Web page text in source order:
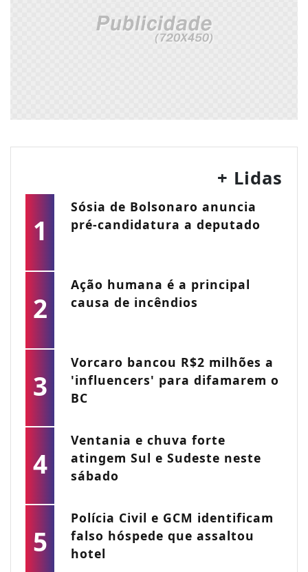
+ Lidas
1
Sósia de Bolsonaro anuncia
pré-candidatura a deputado
2
Ação humana é a principal
causa de incêndios
3
Vorcaro bancou R$2 milhões a
'influencers' para difamarem o
BC
4
Ventania e chuva forte
atingem Sul e Sudeste neste
sábado
5
Polícia Civil e GCM identificam
falso hóspede que assaltou
hotel